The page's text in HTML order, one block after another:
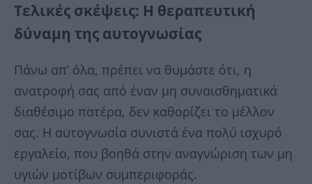
Τελικές σκέψεις: Η θεραπευτική
δύναμη της αυτογνωσίας
Πάνω απ’ όλα, πρέπει να θυμάστε ότι, η
ανατροφή σας από έναν μη συναισθηματικά
διαθέσιμο πατέρα, δεν καθορίζει το μέλλον
σας. Η αυτογνωσία συνιστά ένα πολύ ισχυρό
εργαλείο, που βοηθά στην αναγνώριση των μη
υγιών μοτίβων συμπεριφοράς.